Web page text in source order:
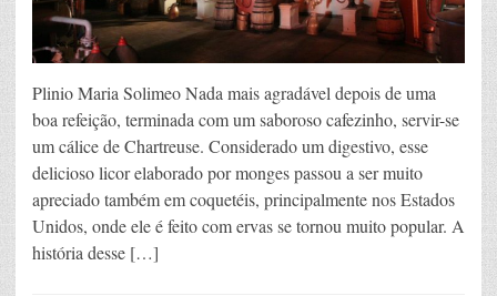
Plinio Maria Solimeo Nada mais agradável depois de uma
boa refeição, terminada com um saboroso cafezinho, servir-se
um cálice de Chartreuse. Considerado um digestivo, esse
delicioso licor elaborado por monges passou a ser muito
apreciado também em coquetéis, principalmente nos Estados
Unidos, onde ele é feito com ervas se tornou muito popular. A
história desse […]